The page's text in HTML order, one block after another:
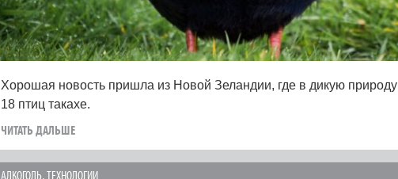
Хорошая новость пришла из Новой Зеландии, где в дикую природу
18 птиц такахе.
ЧИТАТЬ ДАЛЬШЕ
АЛКОГОЛЬ,ТЕХНОЛОГИИ